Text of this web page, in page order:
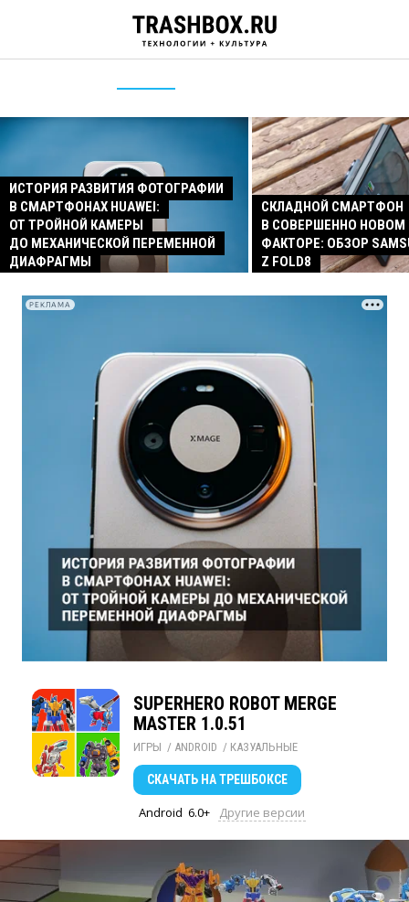
ИСТОРИЯ РАЗВИТИЯ ФОТОГРАФИИ
В СМАРТФОНАХ HUAWEI:
ОТ ТРОЙНОЙ КАМЕРЫ
ДО МЕХАНИЧЕСКОЙ ПЕРЕМЕННОЙ
ДИАФРАГМЫ
СКЛАДНОЙ СМАРТФОН
В СОВЕРШЕННО
ФАКТОРЕ: ОБЗОР
Z FOLD8
РЕКЛАМА
SUPERHERO ROBOT MERGE
MASTER 1.0.51
ИГРЫ / ANDROID / КАЗУАЛЬНЫЕ
СКАЧАТЬ НА ТРЕШБОКСЕ
Android 6.0+ Другие версии